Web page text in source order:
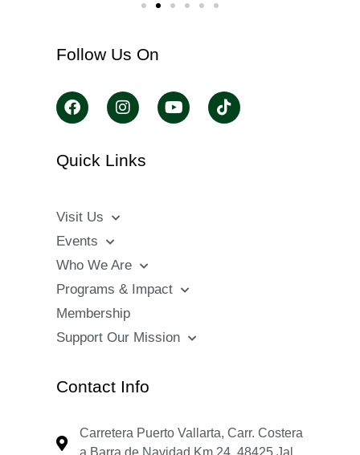
Follow Us On
Quick Links
Visit Us
Events
Who We Are
Programs & Impact
Membership
Support Our Mission
Contact Info
Carretera Puerto Vallarta, Carr. Costera